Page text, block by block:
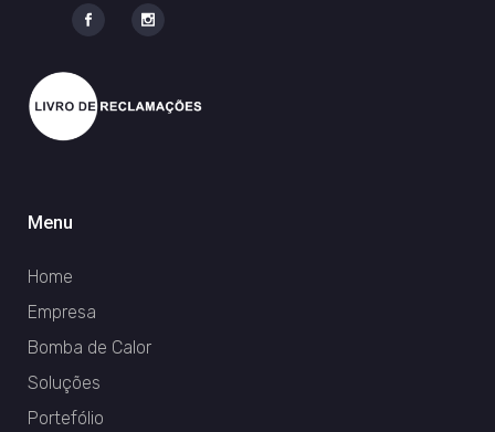
Menu
Home
Empresa
Bomba de Calor
Soluções
Portefólio